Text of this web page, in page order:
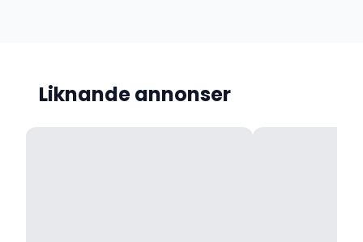
Liknande annonser